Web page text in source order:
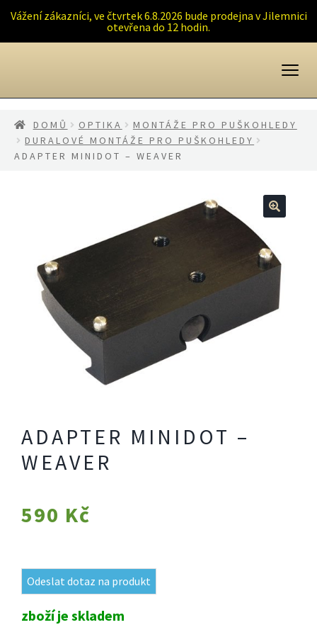
Vážení zákazníci, ve čtvrtek 6.8.2026 bude prodejna v Jilemnici
otevřena do 12 hodin.
DOMŮ OPTIKA
MONTÁŽE PRO PUŠKOHLEDY
DURALOVÉ MONTÁŽE PRO PUŠKOHLEDY
ADAPTER MINIDOT – WEAVER
ADAPTER MINIDOT –
WEAVER
590 Kč
Odeslat dotaz na produkt
zboží je skladem